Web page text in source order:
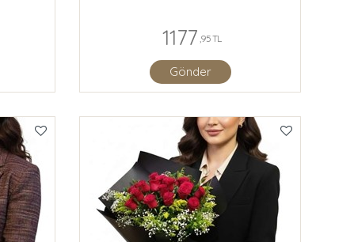
1177 ,95 TL
Gönder